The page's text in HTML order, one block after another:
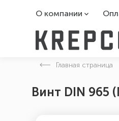
О компании
О компании
Главная страница
Винт DIN 965